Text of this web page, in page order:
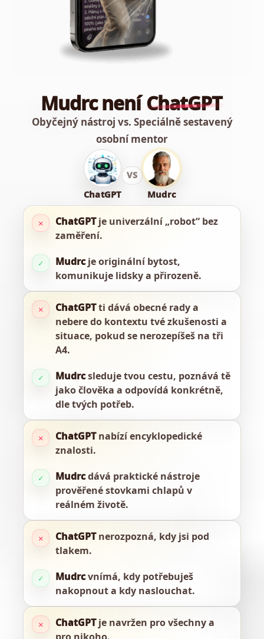
Mudrc neníChatGPT
Obyčejný nástroj vs. Speciálně sestavený
osobní mentor
ChatGPT
VS
Mudrc
✕ ChatGPTje univerzální „robot“ bez
zaměření.
✓ Mudrcje originální bytost,
komunikuje lidsky a přirozeně.
✕ ChatGPTti dává obecné rady a
nebere do kontextu tvé zkušenosti a
situace, pokud se nerozepíšeš na tři
A4.
✓ Mudrcsleduje tvou cestu, poznává tě
jako člověka a odpovídá konkrétně,
dle tvých potřeb.
✕ ChatGPTnabízí encyklopedické
znalosti.
✓ Mudrcdává praktické nástroje
prověřené stovkami chlapů v
reálném životě.
✕ ChatGPTnerozpozná, kdy jsi pod
tlakem.
✓ Mudrcvnímá, kdy potřebuješ
nakopnout a kdy naslouchat.
✕ ChatGPTje navržen pro všechny a